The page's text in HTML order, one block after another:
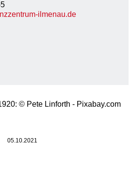
ilmenau.de
© Pete Linforth - Pixabay.com
05.10.2021